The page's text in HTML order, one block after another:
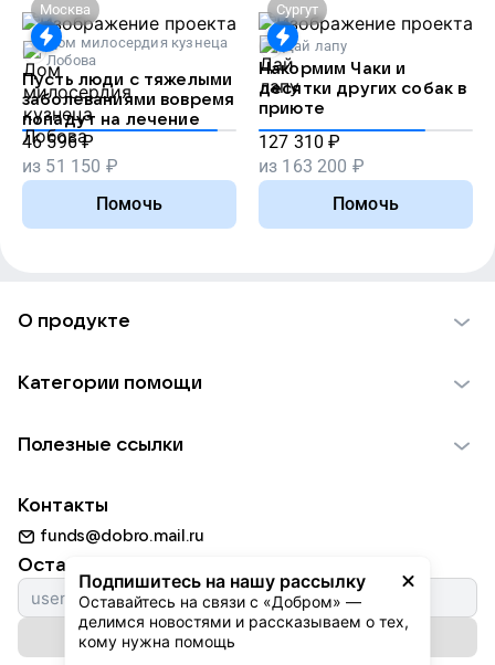
Москва
Дом милосердия кузнеца
Лобова
Пусть люди с тяжелыми
заболеваниями вовремя
попадут на лечение
46 596 ₽
из 51 150 ₽
Помочь
Сургут
Дай лапу
Накормим Чаки и
десятки других собак в
приюте
127 310 ₽
из 163 200 ₽
Помочь
Подпишитесь на нашу рассылку
Оставайтесь на связи с «Добром» —
делимся новостями и рассказываем о тех,
кому нужна помощь
О продукте
Использование материалов
Для НКО
Партнерам
Категории помощи
Пожилым
Животным
Природе
Культуре
Фондам
Полезные ссылки
Добрый день
Истории
Автоплатежи
Контакты
funds@dobro.mail.ru
Оставайтесь с нами
Подписаться на рассылку